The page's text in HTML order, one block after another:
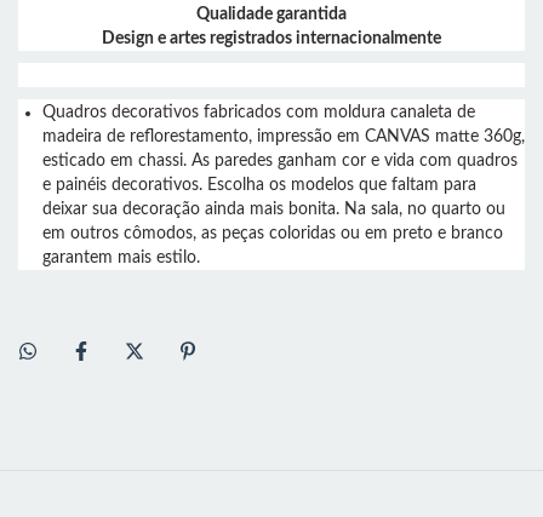
Qualidade garantida
Design e artes registrados internacionalmente
Quadros decorativos fabricados com moldura canaleta de
madeira de reflorestamento, impressão em CANVAS matte 360g,
esticado em chassi. As paredes ganham cor e vida com quadros
e painéis decorativos. Escolha os modelos que faltam para
deixar sua decoração ainda mais bonita. Na sala, no quarto ou
em outros cômodos, as peças coloridas ou em preto e branco
garantem mais estilo.